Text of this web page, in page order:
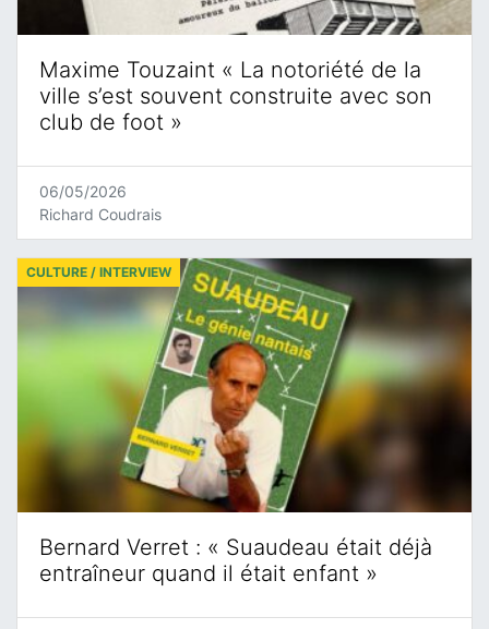
Maxime Touzaint « La notoriété de la
ville s’est souvent construite avec son
club de foot »
06/05/2026
Richard Coudrais
Bernard Verret : « Suaudeau était déjà
entraîneur quand il était enfant »
CULTURE / INTERVIEW